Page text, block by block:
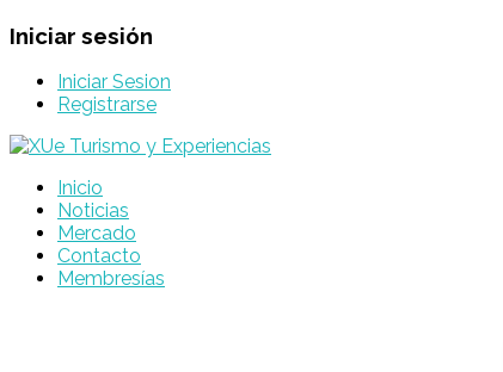
Iniciar sesión
Iniciar Sesion
Registrarse
Inicio
Noticias
Mercado
Contacto
Membresías